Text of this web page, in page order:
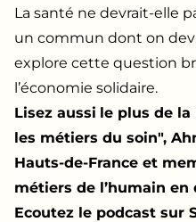
La santé ne devrait-elle
un commun dont on
explore cette question
l’économie solidaire.
Lisez aussi le plus de
les métiers du soin",
Hauts-de-France et
métiers de l’humain en
Ecoutez le podcast sur